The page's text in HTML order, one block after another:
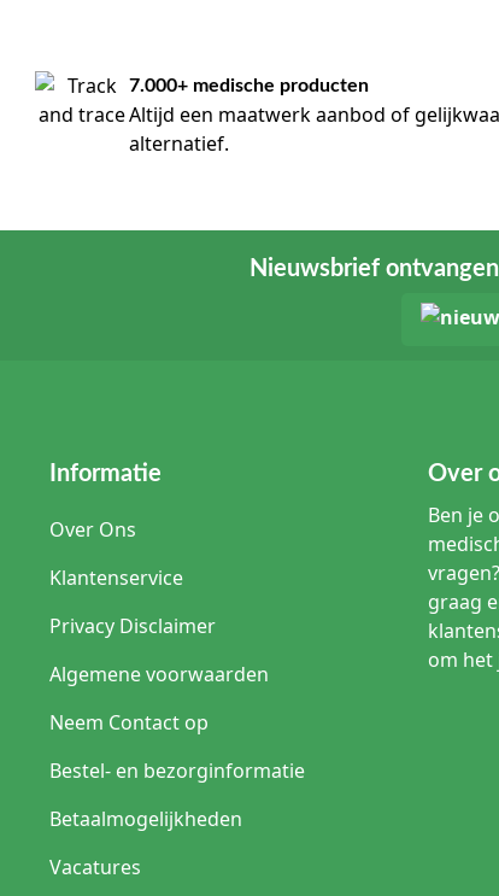
7.000+ medische producten
Altijd een maatwerk aanbod of
alternatief.
Nieuwsbrief
Informatie
Over Ons
Klantenservice
Privacy Disclaimer
Algemene voorwaarden
Neem Contact op
Bestel- en bezorginformatie
Betaalmogelijkheden
Vacatures
Over
Ben je
graag
om het